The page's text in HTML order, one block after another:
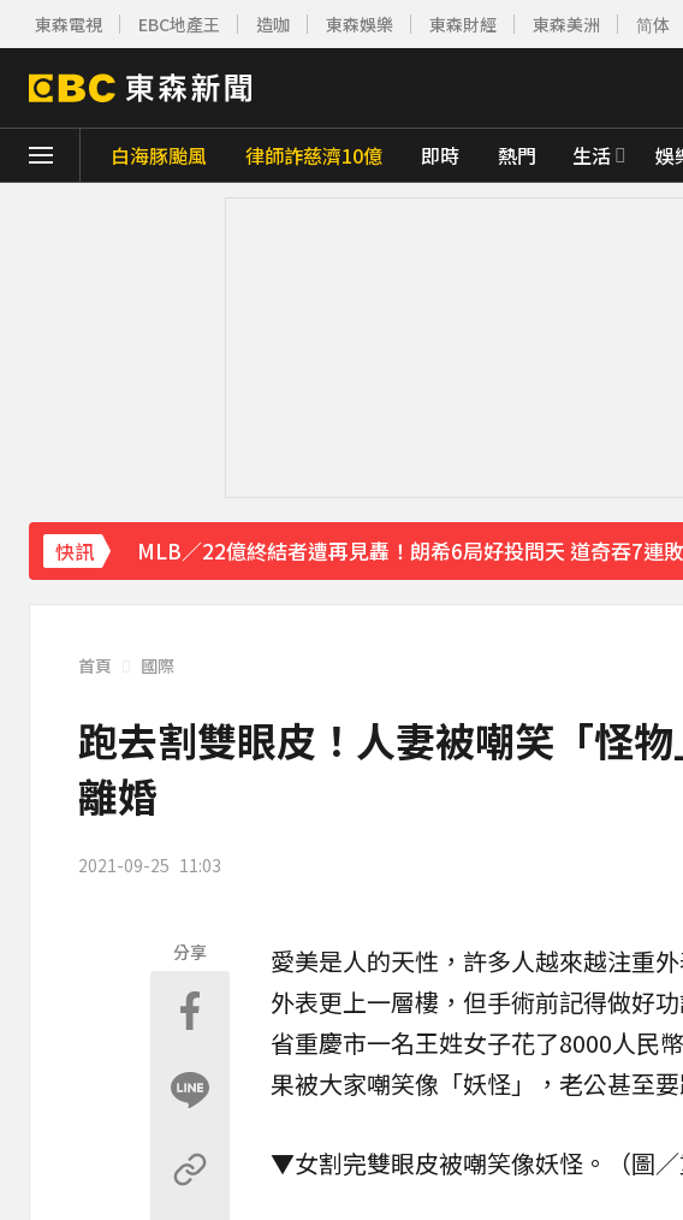
東森電視 EBC地產王 造咖 東森娛樂 東森財經 東森美洲 简体
白海豚颱風 律師詐慈濟10億 即時 熱門 生活 娛
快訊 MLB／22億終結者遭再見轟！朗希6局好投問天 道奇吞7連敗
白海豚暴風圈到家門口了！今晚起豪雨狂炸 57分鐘前
《理財達人秀》X 安聯投信免費講座報名中！搶先卡位 2027
下載東森App，隨時掌握天下大小事！
強風吹襲！宜蘭郵局外牆磁磚「一日掉兩次」
首頁 國際
跑去割雙眼皮！人妻被嘲笑「怪
離婚
2021-09-25 11:03
分享
愛美是人的天性，許多人越來越注重
外表更上一層樓，但手術前記得做好
省重慶市一名王姓女子花了8000人民
果被大家嘲笑像「妖怪」，老公甚至
▼女割完雙眼皮被嘲笑像妖怪。（圖／